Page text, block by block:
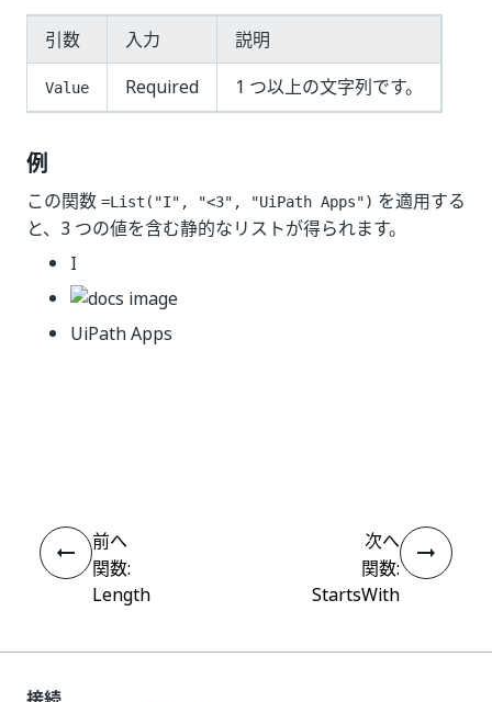
引数 入力 説明
Value Required 1 つ以上の文字列です。
例
この関数 =List("I", "<3", "UiPath Apps") を適用する
と、3 つの値を含む静的なリストが得られます。
I
UiPath Apps
前へ
関数:
Length
次へ
関数:
StartsWith